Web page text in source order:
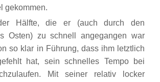
gekommen.
Hälfte, die er (auch durch den
Osten) zu schnell angegangen war
so klar in Führung, dass ihm letztlich
hat, sein schnelles Tempo bei
Mit seiner relativ locker